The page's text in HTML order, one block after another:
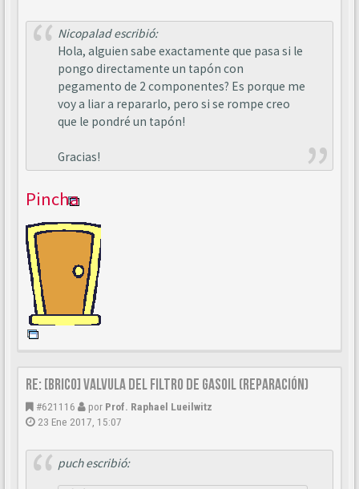
Nicopalad escribió:
Hola, alguien sabe exactamente que pasa si le
pongo directamente un tapón con
pegamento de 2 componentes? Es porque me
voy a liar a repararlo, pero si se rompe creo
que le pondré un tapón!
Gracias!
Pincha
Re: [BRICO] Valvula del filtro de gasoil (reparación)
#621116 por Prof. Raphael Lueilwitz
23 Ene 2017, 15:07
puch escribió: